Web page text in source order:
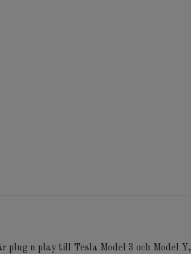
n play till Tesla Model 3 och Model Y,